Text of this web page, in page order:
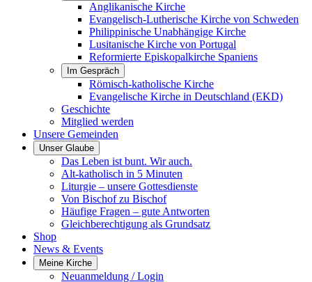
Anglikanische Kirche
Evangelisch-Lutherische Kirche von Schweden
Philippinische Unabhängige Kirche
Lusitanische Kirche von Portugal
Reformierte Episkopalkirche Spaniens
Im Gespräch
Römisch-katholische Kirche
Evangelische Kirche in Deutschland (EKD)
Geschichte
Mitglied werden
Unsere Gemeinden
Unser Glaube
Das Leben ist bunt. Wir auch.
Alt-katholisch in 5 Minuten
Liturgie – unsere Gottesdienste
Von Bischof zu Bischof
Häufige Fragen – gute Antworten
Gleichberechtigung als Grundsatz
Shop
News & Events
Meine Kirche
Neuanmeldung / Login